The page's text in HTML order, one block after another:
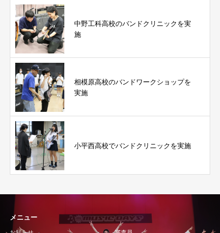
中野工科高校のバンドクリニックを実
施
相模原高校のバンドワークショップを
実施
小平西高校でバンドクリニックを実施
メニュー